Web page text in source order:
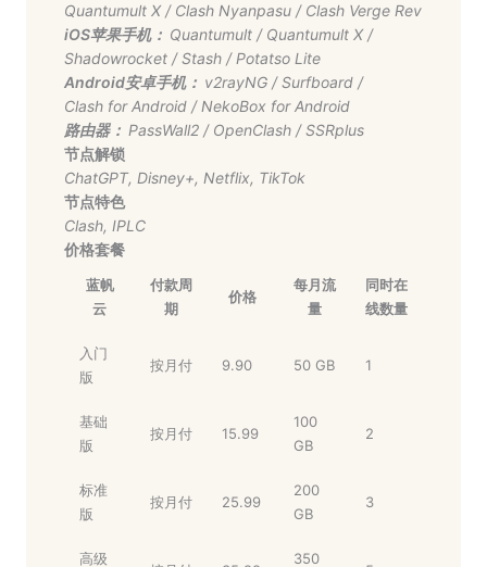
Quantumult X/ Clash Nyanpasu/ Clash Verge Rev
iOS苹果手机： Quantumult/ Quantumult X/
Shadowrocket/Stash/ Potatso Lite
Android安卓手机： v2rayNG/Surfboard/
Clash for Android/ NekoBox for Android
路由器： PassWall2/ OpenClash/SSRplus
节点解锁
ChatGPT, Disney+, Netflix, TikTok
节点特色
Clash, IPLC
价格套餐
蓝帆
云
付款周
期
价格
每月流
量
同时在
线数量
入门
版
按月付 9.90 50 GB 1
基础
版
按月付 15.99
100
GB
2
标准
版
按月付 25.99
200
GB
3
高级
350